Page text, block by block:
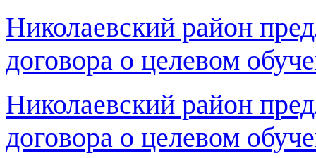
Николаевский район
договора о целевом
Николаевский район
договора о целевом